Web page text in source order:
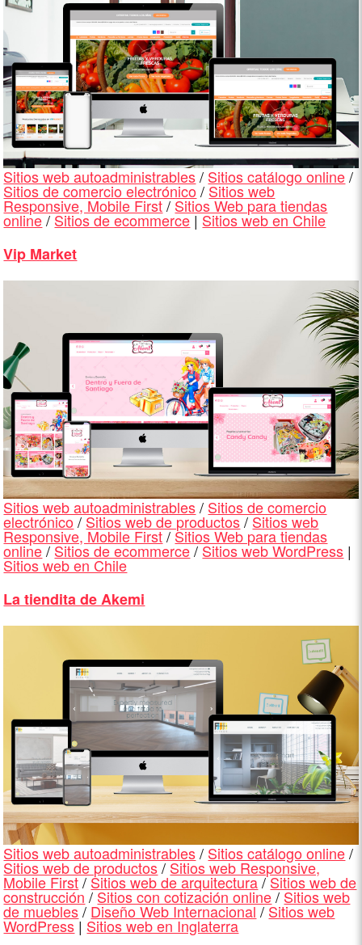
Sitios web autoadministrables/ Sitios catálogo online/
Sitios de comercio electrónico/Sitios web
Responsive, Mobile First/Sitios Web para tiendas
online/Sitios de ecommerce|Sitios web en Chile
Vip Market
Sitios web autoadministrables/ Sitios de comercio
electrónico/Sitios web de productos/Sitios web
Responsive, Mobile First/Sitios Web para tiendas
online/Sitios de ecommerce/Sitios web WordPress |
Sitios web en Chile
La tiendita de Akemi
Sitios web autoadministrables/ Sitios catálogo online/
Sitios web de productos/Sitios web Responsive,
Mobile First/Sitios web de arquitectura/Sitios web de
construcción /Sitios con cotización online/Sitios web
de muebles/ Diseño Web Internacional/Sitios web
WordPress| Sitios web en Inglaterra